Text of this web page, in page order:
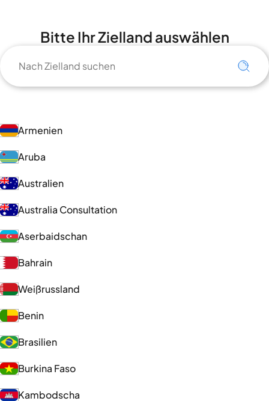
Bitte Ihr Zielland auswählen
Armenien
Aruba
Australien
Australia Consultation
Aserbaidschan
Bahrain
Weißrussland
Benin
Brasilien
Burkina Faso
Kambodscha